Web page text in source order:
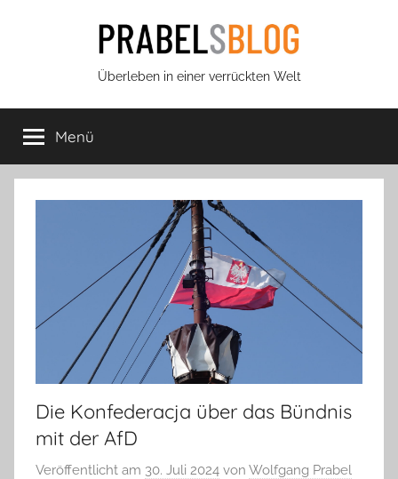
Prabels
Blog
Überleben in einer verrückten Welt
Menü
Die Konfederacja über das Bündnis
mit der AfD
Veröffentlicht am 30. Juli 2024 von Wolfgang Prabel